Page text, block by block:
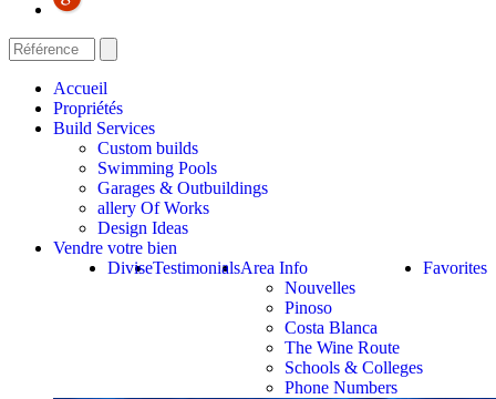
Accueil
Propriétés
Build Services
Custom builds
Swimming Pools
Garages & Outbuildings
allery Of Works
Design Ideas
Vendre votre bien
Favorites
Area Info
Nouvelles
Pinoso
Costa Blanca
The Wine Route
Schools & Colleges
Phone Numbers
Testimonials
Divise